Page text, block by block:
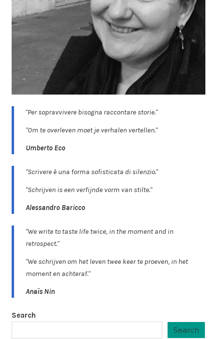
"Per sopravvivere bisogna raccontare storie."
"Om te overleven moet je verhalen vertellen."
Umberto Eco
"Scrivere è una forma sofisticata di silenzio."
"Schrijven is een verfijnde vorm van stilte."
Alessandro Baricco
"We write to taste life twice, in the moment and in
retrospect."
"We schrijven om het leven twee keer te proeven, in het
moment en achteraf."
Anaïs Nin
Search
Search